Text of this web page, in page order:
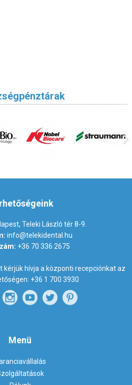
Teleki László tér 8-9.
info@telekidental.hu
+36 70 336 2675
hívja a központi recepciónkat az
+36 1 700 3930
Menü